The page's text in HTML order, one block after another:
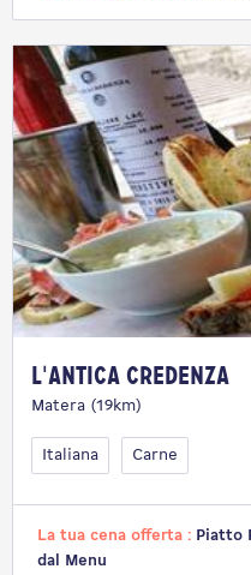
L'Antica Credenza
Matera (19km)
Italiana Carne
La tua cena offerta : Piatto
dal Menu